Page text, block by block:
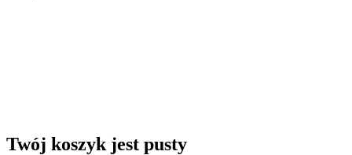
Twój koszyk jest pusty